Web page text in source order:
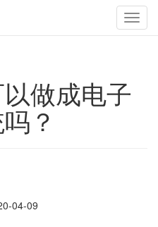
做成电子
？
04-09